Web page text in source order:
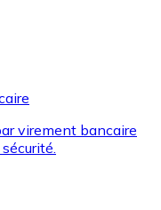
pour acheter
virement bancaire